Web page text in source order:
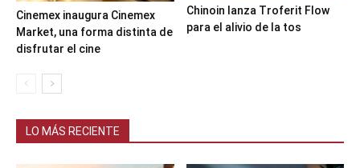
Cinemex inaugura Cinemex
Market, una forma distinta de
disfrutar el cine
Chinoin lanza Troferit Flow
para el alivio de la tos
LO MÁS RECIENTE